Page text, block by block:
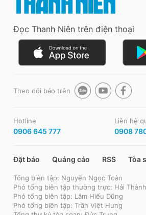
Đọc Thanh Niên trên điện thoại
Theo dõi báo trên
Hotline
0906 645 777
Liên hệ
0908
Đặt báo Quảng cáo RSS Tòa
Tổng biên tập: Nguyễn Ngọc Toàn
Phó tổng biên tập thường trực: Hải Thành
Phó tổng biên tập: Lâm Hiếu Dũng
Phó tổng biên tập: Trần Việt Hưng